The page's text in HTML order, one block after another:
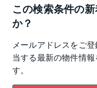
この検索条件の
か？
メールアドレスをご
当する最新の物件情
す。